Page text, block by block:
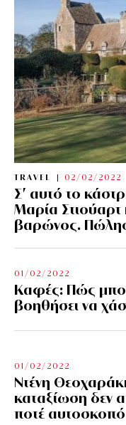
TRAVEL 02/02/2022
Σ’ αυτό το
Μαρία Στιούαρτ
βαρώνος.
01/02/2022
Kαφές: Πώς
βοηθήσει να
01/02/2022
Ντένη
καταξίωση δεν
ποτέ